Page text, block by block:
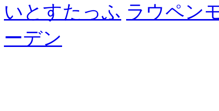
いとすたっふ ラウペン
ーデン